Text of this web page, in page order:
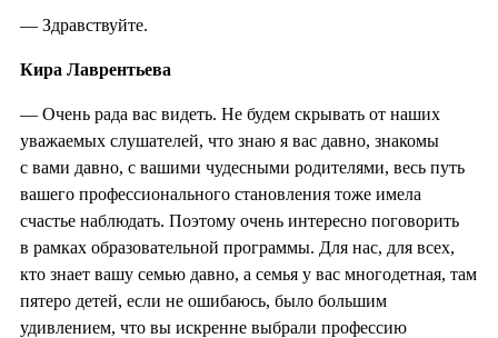
— Здравствуйте.
Кира Лаврентьева
— Очень рада вас видеть. Не будем скрывать от наших
уважаемых слушателей, что знаю я вас давно, знакомы
с вами давно, с вашими чудесными родителями, весь путь
вашего профессионального становления тоже имела
счастье наблюдать. Поэтому очень интересно поговорить
в рамках образовательной программы. Для нас, для всех,
кто знает вашу семью давно, а семья у вас многодетная, там
пятеро детей, если не ошибаюсь, было большим
удивлением, что вы искренне выбрали профессию